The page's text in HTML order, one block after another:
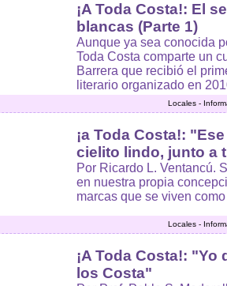
¡A Toda Costa!: El
blancas (Parte 1)
Aunque ya sea conocida
Toda Costa comparte un
Barrera que recibió el
literario organizado en
Locales -
¡a Toda Costa!:
cielito lindo, junto a
Por Ricardo L. Ventancú.
en nuestra propia
marcas que se viven
Locales -
¡A Toda Costa!: "Yo
los Costa"